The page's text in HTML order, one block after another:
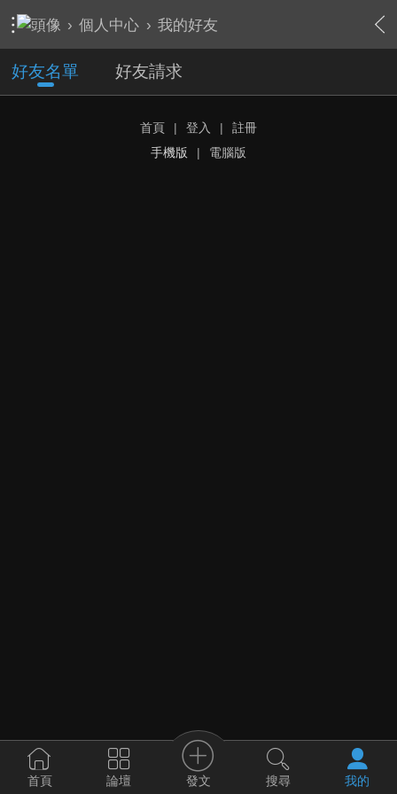
› 個人中心 › 我的好友
好友名單 好友請求
首頁 | 登入 |
註冊
手機版
| 電腦版
首頁 論壇 發文 搜尋 我的